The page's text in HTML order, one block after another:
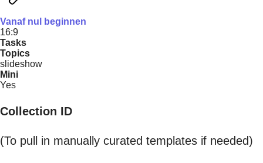
Vanaf nul beginnen
16:9
Tasks
Topics
slideshow
Mini
Yes
Collection ID
(To pull in manually curated templates if needed)